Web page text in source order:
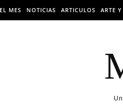
MES NOTICIAS ARTICULOS ARTE